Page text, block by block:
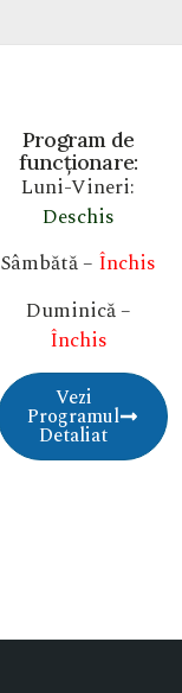
Program de
funcționare:
Luni-Vineri:
Deschis
Sâmbătă – Închis
Duminică –
Închis
Vezi
Programul
Detaliat